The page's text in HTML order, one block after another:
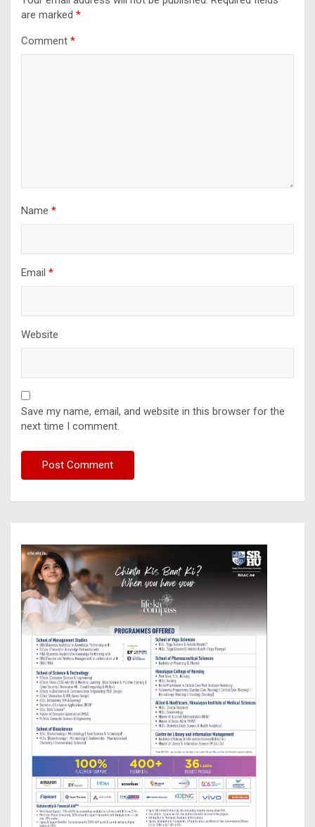
are marked *
Comment *
Name *
Email *
Website
Save my name, email, and website in this browser for the
next time I comment.